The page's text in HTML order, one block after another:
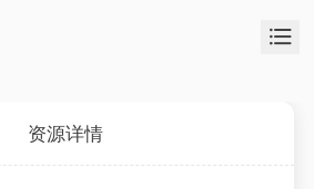
资源详情